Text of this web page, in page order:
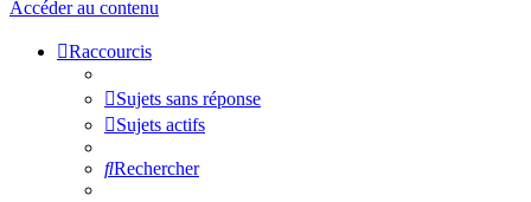
Accéder au contenu
Raccourcis
Sujets sans réponse
Sujets actifs
Rechercher